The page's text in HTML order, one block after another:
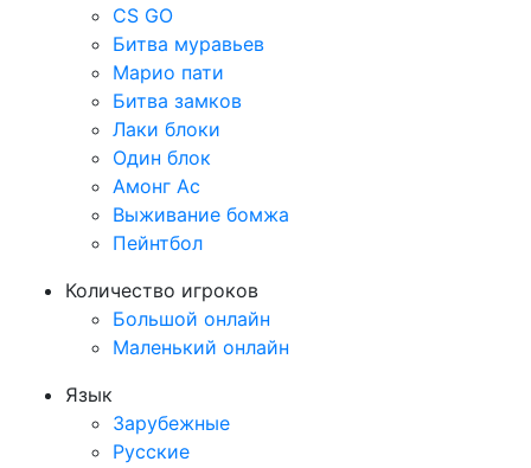
CS GO
Битва муравьев
Марио пати
Битва замков
Лаки блоки
Один блок
Амонг Ас
Выживание бомжа
Пейнтбол
Количество игроков
Большой онлайн
Маленький онлайн
Язык
Зарубежные
Русские